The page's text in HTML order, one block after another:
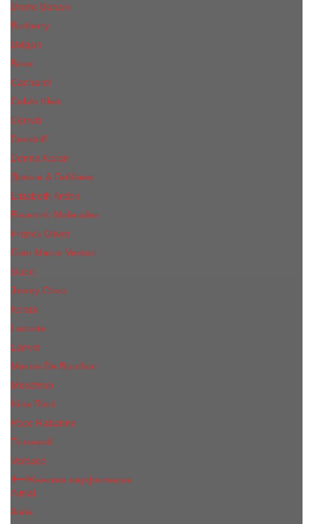
Bruno Banani
Burberry
Bvlgari
Boss
Cacharel
Calvin Klein
Cerruti
Davidoff
Donna Karan
Дольче & Габбана
Elizabeth Arden
Escentric Molecules
Franck Oliver
Gian Marco Venturi
Gucci
Jimmy Choo
Kenzo
Lacoste
Lanvin
Marina De Bourbon
Moschino
Nina Ricci
Paco Rabanne
Trussardi
Versace
Женская парфюмерия
Ajmal
Alaia